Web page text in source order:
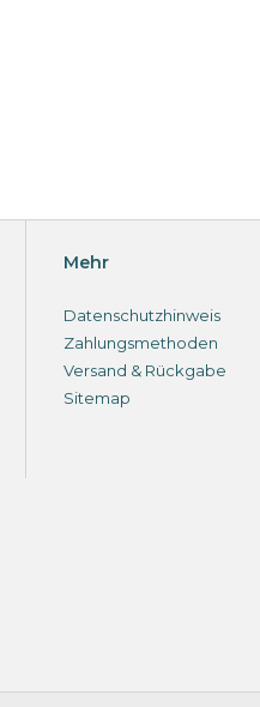
Mehr
Datenschutzhinweis
Zahlungsmethoden
Versand & Rückgabe
Sitemap